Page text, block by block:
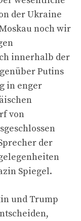
der Ukraine
noch wir
innerhalb der
Putins
in enger
von
der
Spiegel.
und Trump